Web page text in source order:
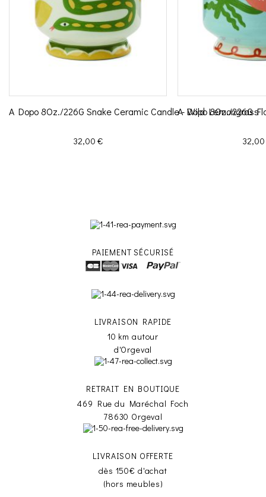
A Dopo 8Oz./226G Snake Ceramic Candle - Wild Lemongrass
Prix
32,00 €
A Dopo 8Oz./226G
Prix
PAIEMENT SÉCURISÉ
LIVRAISON RAPIDE
10 km autour
d'Orgeval
RETRAIT EN BOUTIQUE
469 Rue du Maréchal Foch
78630 Orgeval
LIVRAISON OFFERTE
dès 150€ d'achat
(hors meubles)